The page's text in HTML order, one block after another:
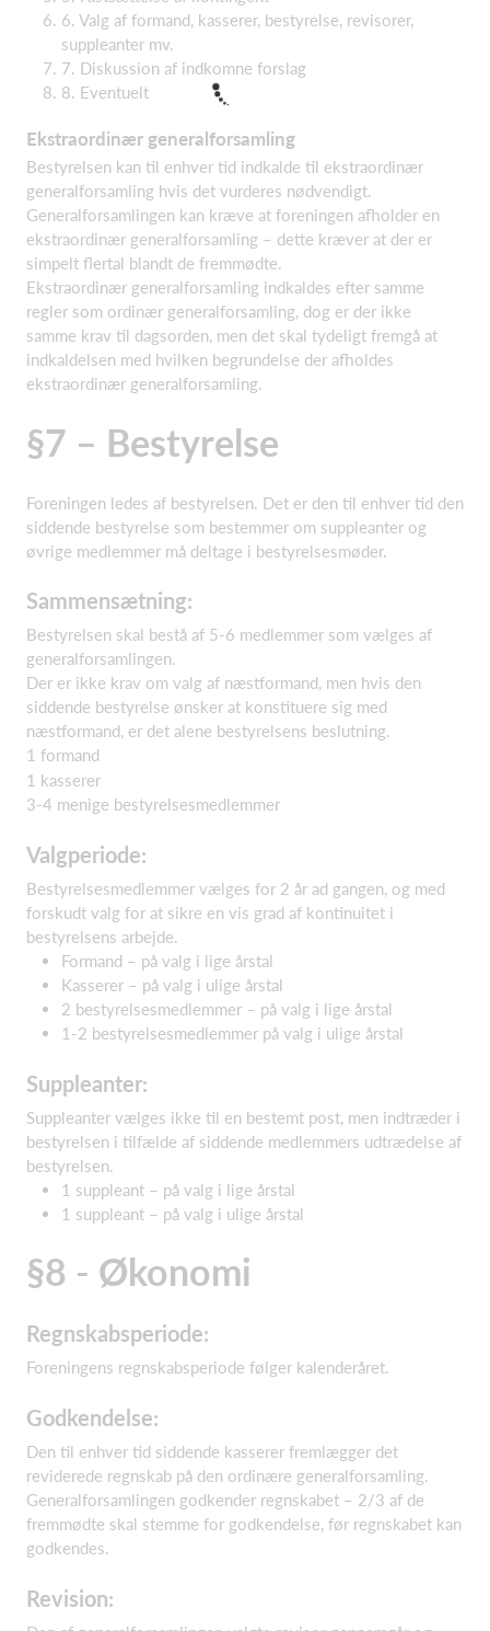
6. Valg af formand, kasserer, bestyrelse, revisorer,
suppleanter mv.
7. Diskussion af indkomne forslag
8. Eventuelt
Ekstraordinær generalforsamling
Bestyrelsen kan til enhver tid indkalde til ekstraordinær
generalforsamling hvis det vurderes nødvendigt.
Generalforsamlingen kan kræve at foreningen afholder en
ekstraordinær generalforsamling – dette kræver at der er
simpelt flertal blandt de fremmødte.
Ekstraordinær generalforsamling indkaldes efter samme
regler som ordinær generalforsamling, dog er der ikke
samme krav til dagsorden, men det skal tydeligt fremgå at
indkaldelsen med hvilken begrundelse der afholdes
ekstraordinær generalforsamling.
§7 – Bestyrelse
Foreningen ledes af bestyrelsen. Det er den til enhver tid den
siddende bestyrelse som bestemmer om suppleanter og
øvrige medlemmer må deltage i bestyrelsesmøder.
Sammensætning:
Bestyrelsen skal bestå af 5-6 medlemmer som vælges af
generalforsamlingen.
Der er ikke krav om valg af næstformand, men hvis den
siddende bestyrelse ønsker at konstituere sig med
næstformand, er det alene bestyrelsens beslutning.
1 formand
1 kasserer
3-4 menige bestyrelsesmedlemmer
Valgperiode:
Bestyrelsesmedlemmer vælges for 2 år ad gangen, og med
forskudt valg for at sikre en vis grad af kontinuitet i
bestyrelsens arbejde.
Formand – på valg i lige årstal
Kasserer – på valg i ulige årstal
2 bestyrelsesmedlemmer – på valg i lige årstal
1-2 bestyrelsesmedlemmer på valg i ulige årstal
Suppleanter:
Suppleanter vælges ikke til en bestemt post, men indtræder i
bestyrelsen i tilfælde af siddende medlemmers udtrædelse af
bestyrelsen.
1 suppleant – på valg i lige årstal
1 suppleant – på valg i ulige årstal
§8 - Økonomi
Regnskabsperiode:
Foreningens regnskabsperiode følger kalenderåret.
Godkendelse:
Den til enhver tid siddende kasserer fremlægger det
reviderede regnskab på den ordinære generalforsamling.
Generalforsamlingen godkender regnskabet – 2/3 af de
fremmødte skal stemme for godkendelse, før regnskabet kan
godkendes.
Revision: